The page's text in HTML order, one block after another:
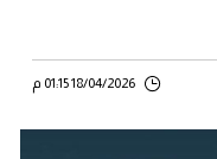
18/04/2026 01:15 م